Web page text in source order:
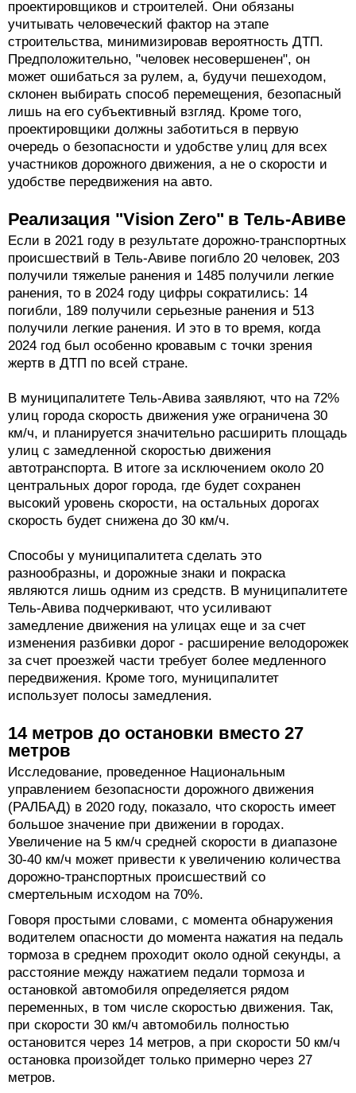
проектировщиков и строителей. Они обязаны
учитывать человеческий фактор на этапе
строительства, минимизировав вероятность ДТП.
Предположительно, "человек несовершенен", он
может ошибаться за рулем, а, будучи пешеходом,
склонен выбирать способ перемещения, безопасный
лишь на его субъективный взгляд. Кроме того,
проектировщики должны заботиться в первую
очередь о безопасности и удобстве улиц для всех
участников дорожного движения, а не о скорости и
удобстве передвижения на авто.
Реализация "Vision Zero" в Тель-Авиве
Если в 2021 году в результате дорожно-транспортных
происшествий в Тель-Авиве погибло 20 человек, 203
получили тяжелые ранения и 1485 получили легкие
ранения, то в 2024 году цифры сократились: 14
погибли, 189 получили серьезные ранения и 513
получили легкие ранения. И это в то время, когда
2024 год был особенно кровавым с точки зрения
жертв в ДТП по всей стране.
В муниципалитете Тель-Авива заявляют, что на 72%
улиц города скорость движения уже ограничена 30
км/ч, и планируется значительно расширить площадь
улиц с замедленной скоростью движения
автотранспорта. В итоге за исключением около 20
центральных дорог города, где будет сохранен
высокий уровень скорости, на остальных дорогах
скорость будет снижена до 30 км/ч.
Способы у муниципалитета сделать это
разнообразны, и дорожные знаки и покраска
являются лишь одним из средств. В муниципалитете
Тель-Авива подчеркивают, что усиливают
замедление движения на улицах еще и за счет
изменения разбивки дорог - расширение велодорожек
за счет проезжей части требует более медленного
передвижения. Кроме того, муниципалитет
использует полосы замедления.
14 метров до остановки вместо 27
метров
Исследование, проведенное Национальным
управлением безопасности дорожного движения
(РАЛБАД) в 2020 году, показало, что скорость имеет
большое значение при движении в городах.
Увеличение на 5 км/ч средней скорости в диапазоне
30-40 км/ч может привести к увеличению количества
дорожно-транспортных происшествий со
смертельным исходом на 70%.
Говоря простыми словами, с момента обнаружения
водителем опасности до момента нажатия на педаль
тормоза в среднем проходит около одной секунды, а
расстояние между нажатием педали тормоза и
остановкой автомобиля определяется рядом
переменных, в том числе скоростью движения. Так,
при скорости 30 км/ч автомобиль полностью
остановится через 14 метров, а при скорости 50 км/ч
остановка произойдет только примерно через 27
метров.